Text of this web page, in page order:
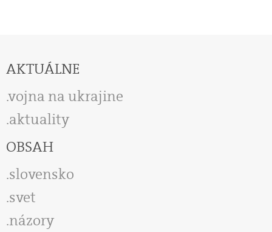
AKTUÁLNE
vojna na ukrajine
aktuality
OBSAH
slovensko
svet
názory